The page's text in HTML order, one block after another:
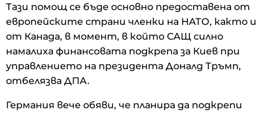
Тази помощ се бъде основно предоставена от
европейските страни членки на НАТО, както и
от Канада, в момент, в който САЩ силно
намалиха финансовата подкрепа за Киев при
управлението на президента Доналд Тръмп,
отбелязва ДПА.
Германия вече обяви, че планира да подкрепи